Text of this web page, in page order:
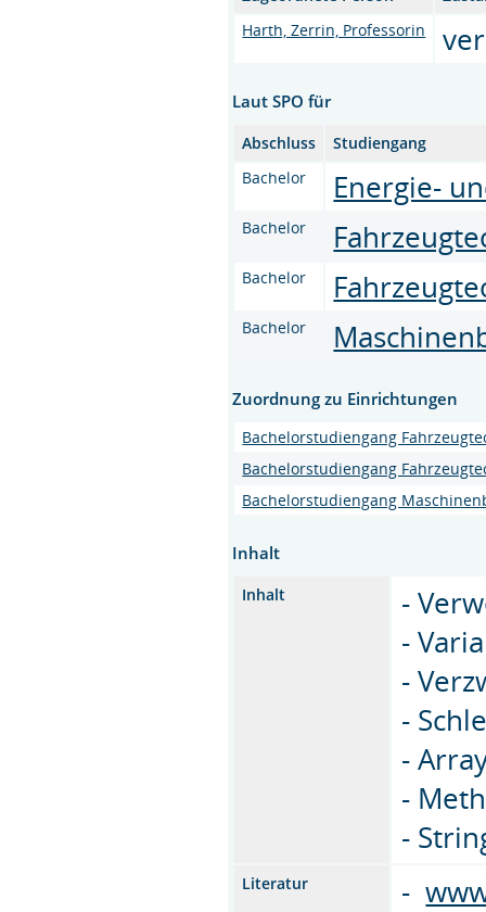
Harth, Zerrin, Professorin
Laut SPO für
Abschluss
Studiengang
Bachelor
Energie-
Bachelor
Bachelor
Bachelor
Zuordnung zu Einrichtungen
Bachelorstudiengang
Bachelorstudiengang
Bachelorstudiengang
Inhalt
Inhalt
-
-
-
-
-
-
-
Literatur -